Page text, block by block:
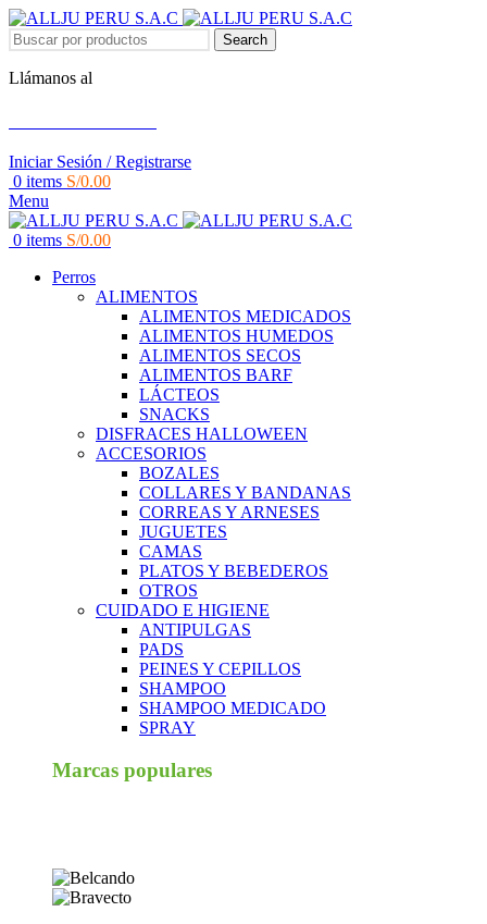
Search
Llámanos al
Iniciar Sesión / Registrarse
0 items S/0.00
Menu
0 items S/0.00
Perros
ALIMENTOS
ALIMENTOS MEDICADOS
ALIMENTOS HUMEDOS
ALIMENTOS SECOS
ALIMENTOS BARF
LÁCTEOS
SNACKS
DISFRACES HALLOWEEN
ACCESORIOS
BOZALES
COLLARES Y BANDANAS
CORREAS Y ARNESES
JUGUETES
CAMAS
PLATOS Y BEBEDEROS
OTROS
CUIDADO E HIGIENE
ANTIPULGAS
PADS
PEINES Y CEPILLOS
SHAMPOO
SHAMPOO MEDICADO
SPRAY
Marcas populares